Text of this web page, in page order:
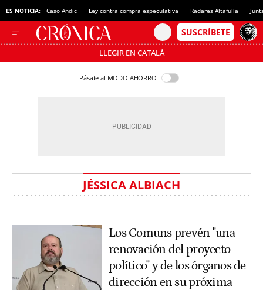
ES NOTICIA: Caso Andic Ley contra compra especulativa Radares Altafulla
LLEGIR EN CATALÀ
Pásate al MODO AHORRO
JÉSSICA ALBIACH
Los Comuns prevén "una
renovación del proyecto
político" y de los órganos de
dirección en su próxima